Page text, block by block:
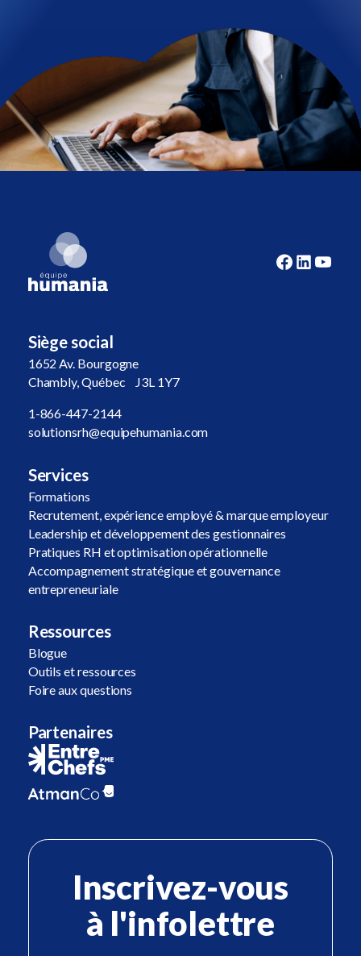
Siège social
1652 Av. Bourgogne
Chambly, Québec J3L 1Y7
1-866-447-2144
solutionsrh@equipehumania.com
Services
Formations
Recrutement, expérience employé & marque employeur
Leadership et développement des gestionnaires
Pratiques RH et optimisation opérationnelle
Accompagnement stratégique et gouvernance
entrepreneuriale
Ressources
Blogue
Outils et ressources
Foire aux questions
Partenaires
Inscrivez-vous
à l'infolettre